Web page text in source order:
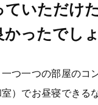
いただけ
ったでし
つ一つの部屋のコ
）でお昼寝できる